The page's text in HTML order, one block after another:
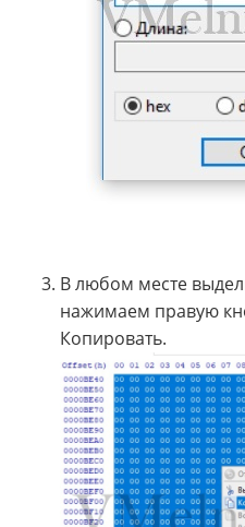
В любом месте
нажимаем правую
Копировать.